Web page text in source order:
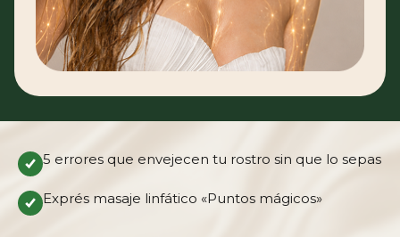
5 errores que envejecen tu rostro sin que lo sepas
Exprés masaje linfático «Puntos mágicos»